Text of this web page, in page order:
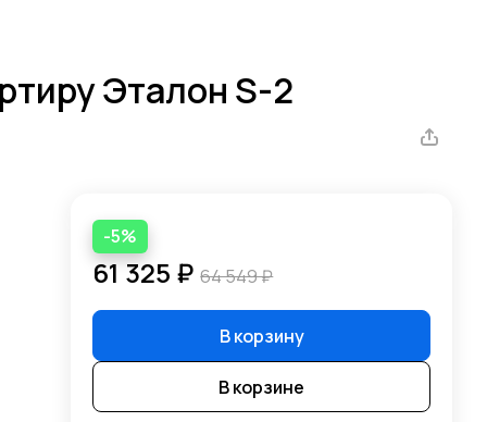
Эталон S-2
-5%
61 325 ₽ 64 549 ₽
В корзину
В корзине